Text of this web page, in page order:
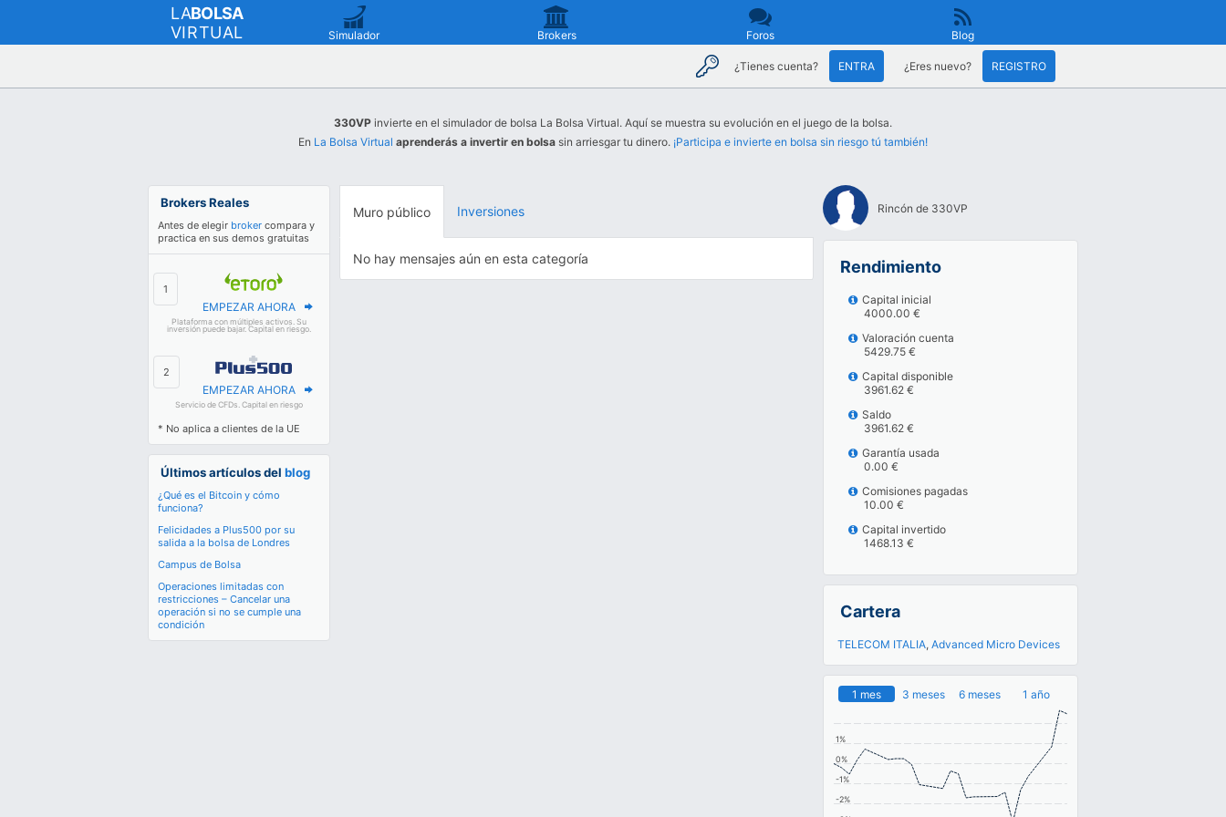
LABOLSA
VIRTUAL
Simulador Brokers Foros Blog
¿Tienes cuenta? ENTRA ¿Eres nuevo? REGISTRO
330VP invierte en el simulador de bolsa La Bolsa Virtual. Aquí se muestra su evolución en el juego de la bolsa.
En La Bolsa Virtual aprenderás a invertir en bolsa sin arriesgar tu dinero. ¡Participa e invierte en bolsa sin riesgo tú también!
Brokers Reales
Antes de elegir broker compara y
practica en sus demos gratuitas
EMPEZAR AHORA
Plataforma con múltiples activos. Su
inversión puede bajar. Capital en riesgo.
EMPEZAR AHORA
Servicio de CFDs. Capital en riesgo
* No aplica a clientes de la UE
Últimos artículos delblog
¿Qué es el Bitcoin y cómo
funciona?
Felicidades a Plus500 por su
salida a la bolsa de Londres
Campus de Bolsa
Operaciones limitadas con
restricciones – Cancelar una
operación si no se cumple una
condición
Muro público Inversiones
No hay mensajes aún en esta categoría
Rincón de 330VP
Rendimiento
Capital inicial
4000.00 €
Valoración cuenta
5429.75 €
Capital disponible
3961.62 €
Saldo
3961.62 €
Garantía usada
0.00 €
Comisiones pagadas
10.00 €
Capital invertido
1468.13 €
Cartera
TELECOM ITALIA, Advanced Micro Devices
-2%
-1%
0%
1%
1 mes 3 meses 6 meses 1 año